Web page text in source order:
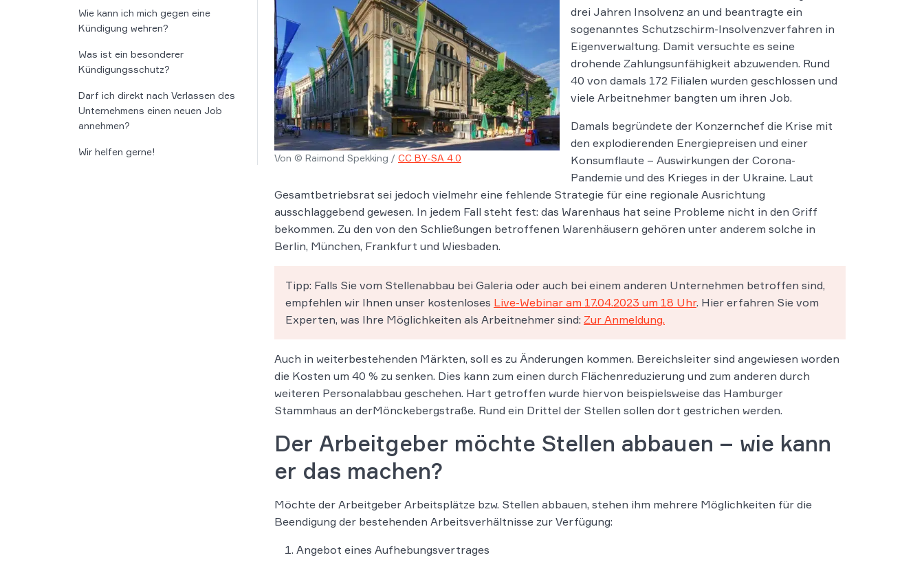
Wie kann ich mich gegen eine
Kündigung wehren?
Was ist ein besonderer
Kündigungsschutz?
Darf ich direkt nach Verlassen des
Unternehmens einen neuen Job
annehmen?
Wir helfen gerne!
Von © Raimond Spekking / CC BY-SA 4.0
drei Jahren Insolvenz an und beantragte ein
sogenanntes Schutzschirm-Insolvenzverfahren in
Eigenverwaltung. Damit versuchte es seine
drohende Zahlungsunfähigkeit abzuwenden. Rund
40 von damals 172 Filialen wurden geschlossen und
viele Arbeitnehmer bangten um ihren Job.
Damals begründete der Konzernchef die Krise mit
den explodierenden Energiepreisen und einer
Konsumflaute – Auswirkungen der Corona-
Pandemie und des Krieges in der Ukraine. Laut
Gesamtbetriebsrat sei jedoch vielmehr eine fehlende Strategie für eine regionale Ausrichtung
ausschlaggebend gewesen. In jedem Fall steht fest: das Warenhaus hat seine Probleme nicht in den Griff
bekommen. Zu den von den Schließungen betroffenen Warenhäusern gehören unter anderem solche in
Berlin, München, Frankfurt und Wiesbaden.
Tipp: Falls Sie vom Stellenabbau bei Galeria oder auch bei einem anderen Unternehmen betroffen sind,
empfehlen wir Ihnen unser kostenloses Live-Webinar am 17.04.2023 um 18 Uhr. Hier erfahren Sie vom
Experten, was Ihre Möglichkeiten als Arbeitnehmer sind: Zur Anmeldung.
Auch in weiterbestehenden Märkten, soll es zu Änderungen kommen. Bereichsleiter sind angewiesen worden
die Kosten um 40 % zu senken. Dies kann zum einen durch Flächenreduzierung und zum anderen durch
weiteren Personalabbau geschehen. Hart getroffen wurde hiervon beispielsweise das Hamburger
Stammhaus an derMönckebergstraße. Rund ein Drittel der Stellen sollen dort gestrichen werden.
Der Arbeitgeber möchte Stellen abbauen – wie kann
er das machen?
Möchte der Arbeitgeber Arbeitsplätze bzw. Stellen abbauen, stehen ihm mehrere Möglichkeiten für die
Beendigung der bestehenden Arbeitsverhältnisse zur Verfügung:
Angebot eines Aufhebungsvertrages